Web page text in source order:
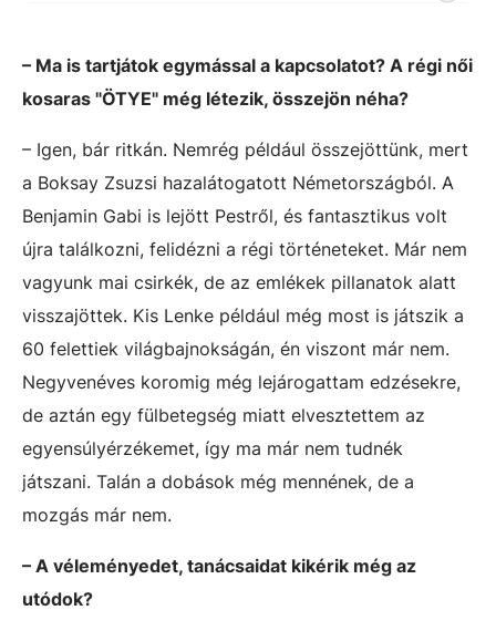
– Ma is tartjátok egymással a kapcsolatot? A régi női
kosaras "ÖTYE" még létezik, összejön néha?
– Igen, bár ritkán. Nemrég például összejöttünk, mert
a Boksay Zsuzsi hazalátogatott Németországból. A
Benjamin Gabi is lejött Pestről, és fantasztikus volt
újra találkozni, felidézni a régi történeteket. Már nem
vagyunk mai csirkék, de az emlékek pillanatok alatt
visszajöttek. Kis Lenke például még most is játszik a
60 felettiek világbajnokságán, én viszont már nem.
Negyvenéves koromig még lejárogattam edzésekre,
de aztán egy fülbetegség miatt elvesztettem az
egyensúlyérzékemet, így ma már nem tudnék
játszani. Talán a dobások még mennének, de a
mozgás már nem.
– A véleményedet, tanácsaidat kikérik még az
utódok?